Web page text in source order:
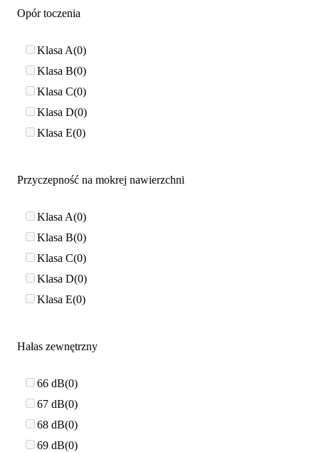
Opór toczenia
Klasa A 0
Klasa B 0
Klasa C 0
Klasa D 0
Klasa E 0
Przyczepność na mokrej nawierzchni
Klasa A 0
Klasa B 0
Klasa C 0
Klasa D 0
Klasa E 0
Hałas zewnętrzny
66 dB 0
67 dB 0
68 dB 0
69 dB 0